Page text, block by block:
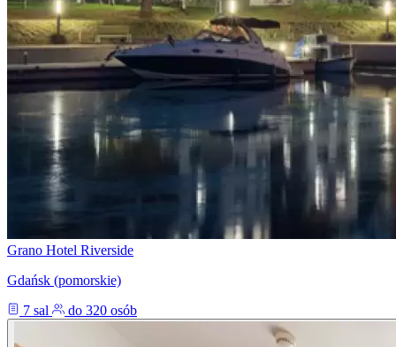
Grano Hotel Riverside
Gdańsk (pomorskie)
7 sal
do 320 osób